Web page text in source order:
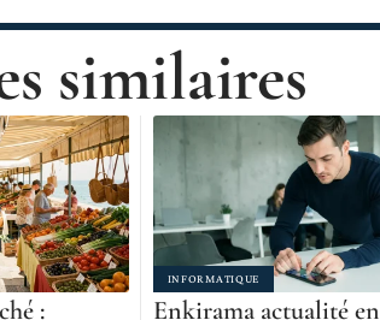
similaires
:
INFORMATIQUE
Enkirama actualité